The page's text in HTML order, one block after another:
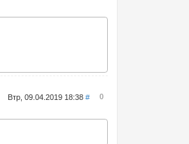
Втр, 09.04.2019 18:38# 0